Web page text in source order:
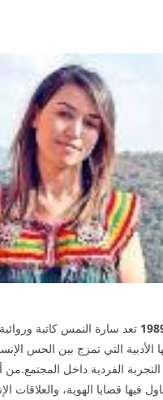
تعد سارة النمس كاتبة
الأدبية التي تمزج بين الحس
الفردية داخل المجتمع.من
فيها قضايا الهوية، والعلاقات